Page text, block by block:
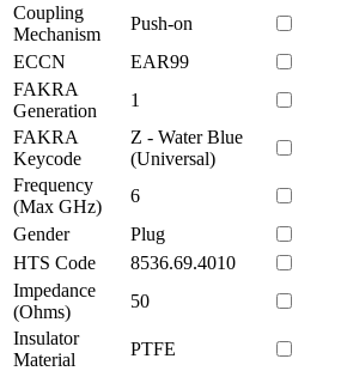
Coupling
Mechanism
Push-on
ECCN
EAR99
FAKRA
Generation
1
FAKRA
Keycode
Z - Water Blue
(Universal)
Frequency
(Max GHz)
6
Gender
Plug
HTS Code
8536.69.4010
Impedance
(Ohms)
50
Insulator
Material
PTFE